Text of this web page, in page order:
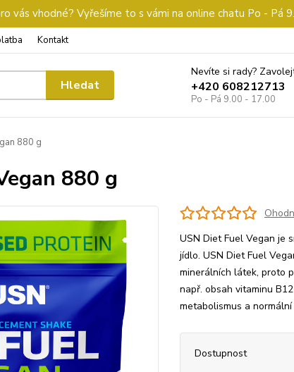
vhodné? Vyřešíme to s vámi na online chatu Po - Pá
Kontakt
Hledat
Nevíte si rady?
+420 608212713
Po - Pá 9.00 - 17.00
880 g
880 g
USN Diet Fuel Vegan je
jídlo. USN Diet Fuel
minerálních látek, proto
např. obsah vitaminu
metabolismus a
Dostupnost